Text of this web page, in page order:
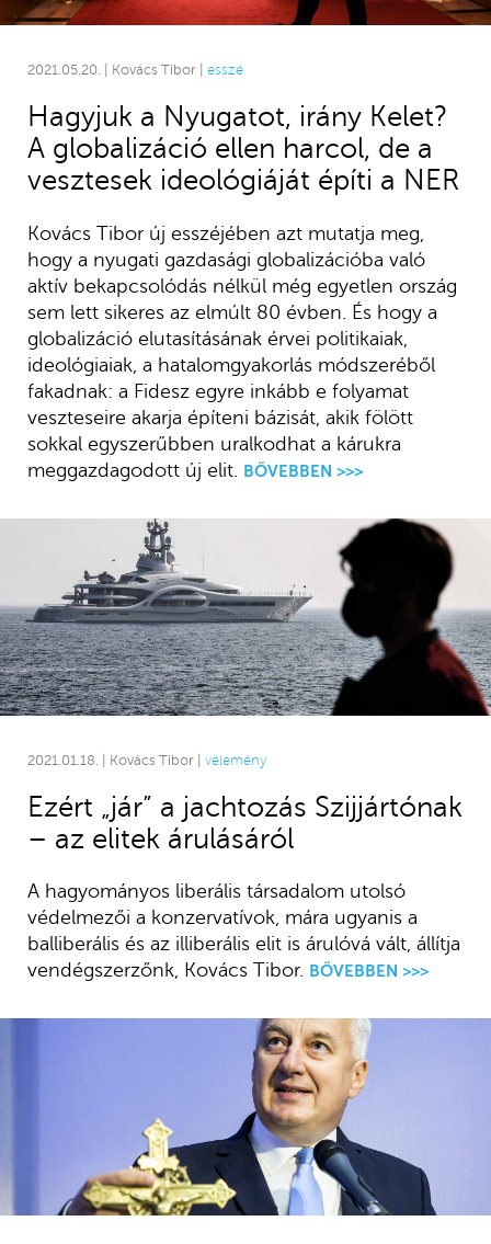
2021.05.20. | Kovács Tibor | esszé
Hagyjuk a Nyugatot, irány Kelet?
A globalizáció ellen harcol, de a
vesztesek ideológiáját építi a NER
Kovács Tibor új esszéjében azt mutatja meg,
hogy a nyugati gazdasági globalizációba való
aktív bekapcsolódás nélkül még egyetlen ország
sem lett sikeres az elmúlt 80 évben. És hogy a
globalizáció elutasításának érvei politikaiak,
ideológiaiak, a hatalomgyakorlás módszeréből
fakadnak: a Fidesz egyre inkább e folyamat
veszteseire akarja építeni bázisát, akik fölött
sokkal egyszerűbben uralkodhat a kárukra
meggazdagodott új elit.
BŐVEBBEN >>>
2021.01.18. | Kovács Tibor | vélemény
Ezért „jár” a jachtozás Szijjártónak
– az elitek árulásáról
A hagyományos liberális társadalom utolsó
védelmezői a konzervatívok, mára ugyanis a
balliberális és az illiberális elit is árulóvá vált, állítja
vendégszerzőnk, Kovács Tibor. BŐVEBBEN >>>